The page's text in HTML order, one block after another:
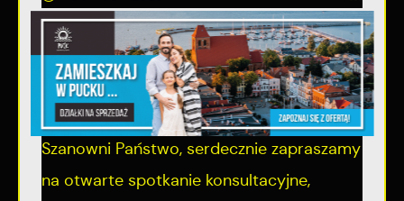
Spotkanie konsultacyjne poświęcone
powołaniu związku metropolitalnego w
województwie pomorskim
Szanowni Państwo, serdecznie zapraszamy
na otwarte spotkanie konsultacyjne,